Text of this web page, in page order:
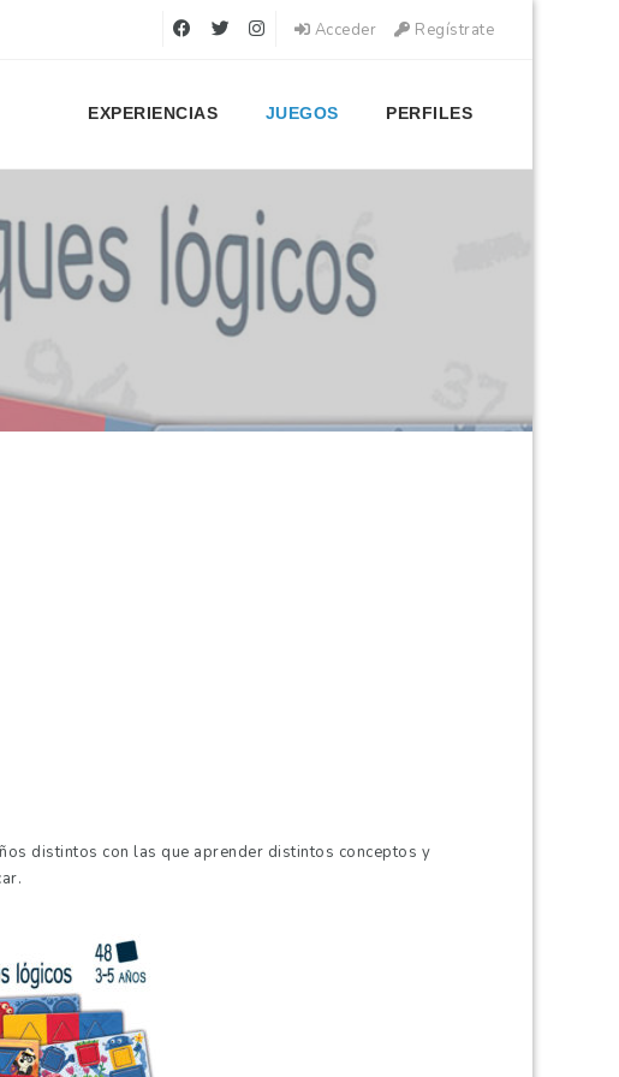
Acceder Regístrate
EXPERIENCIAS JUEGOS PERFILES
distintos con las que aprender distintos conceptos y